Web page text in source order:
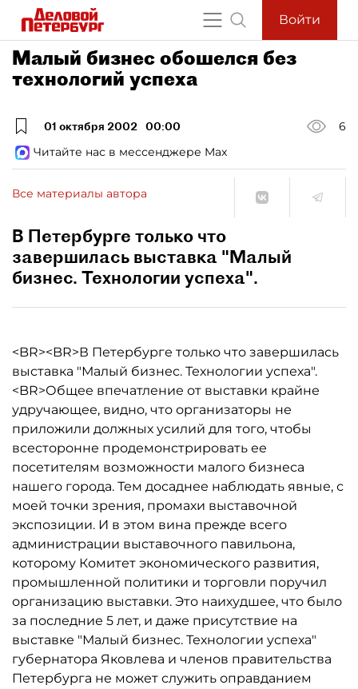
Войти
Малый бизнес обошелся без
технологий успеха
01 октября 2002 00:00
6
Читайте нас в мессенджере Max
Все материалы автора
В Петербурге только что
завершилась выставка "Малый
бизнес. Технологии успеха".
<BR><BR>В Петербурге только что завершилась
выставка "Малый бизнес. Технологии успеха".
<BR>Общее впечатление от выставки крайне
удручающее, видно, что организаторы не
приложили должных усилий для того, чтобы
всесторонне продемонстрировать ее
посетителям возможности малого бизнеса
нашего города. Тем досаднее наблюдать явные, с
моей точки зрения, промахи выставочной
экспозиции. И в этом вина прежде всего
администрации выставочного павильона,
которому Комитет экономического развития,
промышленной политики и торговли поручил
организацию выставки. Это наихудшее, что было
за последние 5 лет, и даже присутствие на
выставке "Малый бизнес. Технологии успеха"
губернатора Яковлева и членов правительства
Петербурга не может служить оправданием